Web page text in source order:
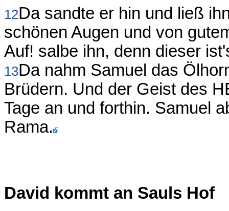
12Da sandte er hin und ließ
schönen Augen und von
Auf! salbe ihn, denn dieser
13Da nahm Samuel das
Brüdern. Und der Geist des
Tage an und forthin. Samuel
Rama.
David kommt an Sauls Hof